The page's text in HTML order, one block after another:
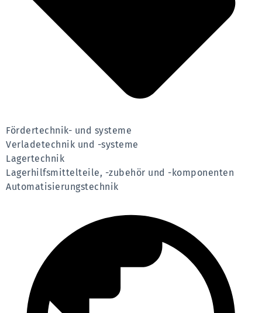
Fördertechnik- und systeme
Verladetechnik und -systeme
Lagertechnik
Lagerhilfsmittelteile, -zubehör und -komponenten
Automatisierungstechnik